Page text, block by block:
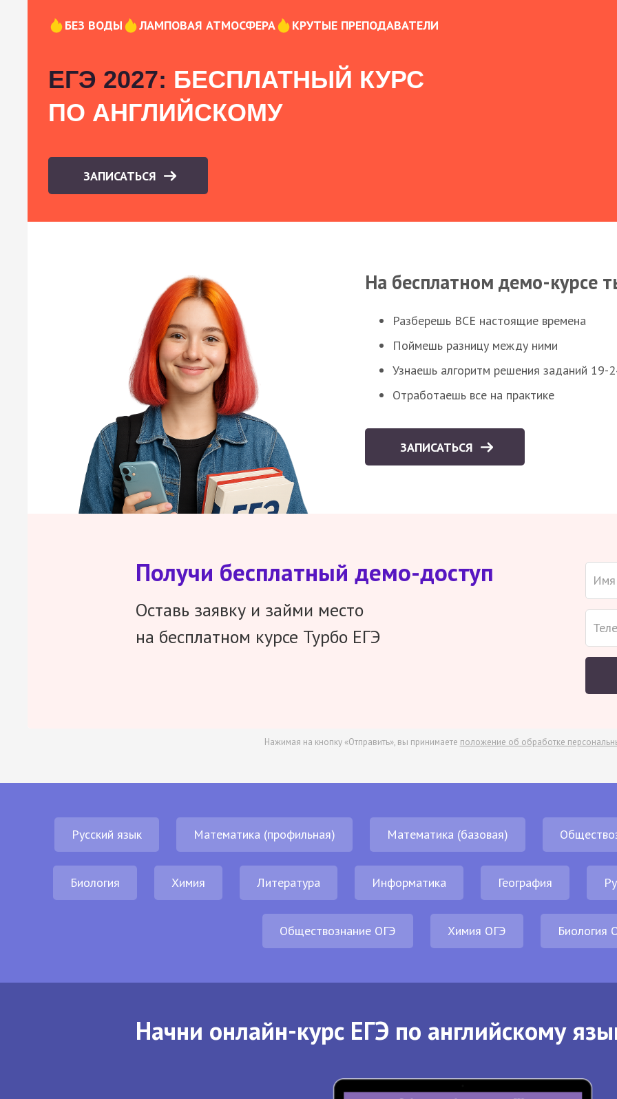
БЕЗ ВОДЫ ЛАМПОВАЯ АТМОСФЕРА КРУТЫЕ ПРЕПОДАВАТЕЛИ
ЕГЭ 2027: БЕСПЛАТНЫЙ КУРС
ПО АНГЛИЙСКОМУ
ЗАПИСАТЬСЯ
На бесплатном демо-курсе
Разберешь ВСЕ настоящие времена
Поймешь разницу между ними
Узнаешь алгоритм решения заданий 19-
Отработаешь все на практике
ЗАПИСАТЬСЯ
Получи бесплатный демо-доступ
Оставь заявку и займи место
на бесплатном курсе Турбо ЕГЭ
Нажимая на кнопку «Отправить», вы принимаете положение об обработке
Русский язык Математика (профильная) Математика (базовая)
Биология Химия Литература Информатика География
Обществознание ОГЭ Химия ОГЭ Биология
Начни онлайн-курс ЕГЭ по английскому